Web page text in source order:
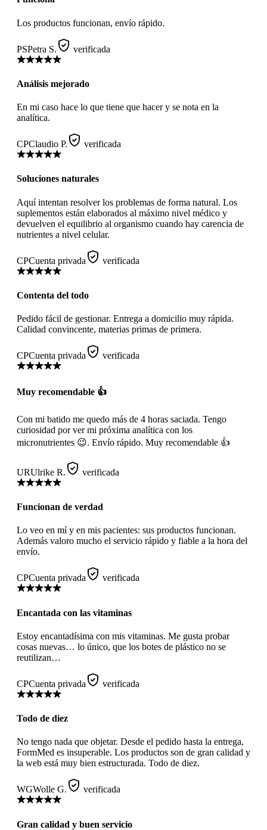
Los productos funcionan, envío rápido.
PSPetra S. verificada
Análisis mejorado
En mi caso hace lo que tiene que hacer y se nota en la
analítica.
CPClaudio P. verificada
Soluciones naturales
Aquí intentan resolver los problemas de forma natural. Los
suplementos están elaborados al máximo nivel médico y
devuelven el equilibrio al organismo cuando hay carencia de
nutrientes a nivel celular.
CPCuenta privada verificada
Contenta del todo
Pedido fácil de gestionar. Entrega a domicilio muy rápida.
Calidad convincente, materias primas de primera.
CPCuenta privada verificada
Muy recomendable 👍
Con mi batido me quedo más de 4 horas saciada. Tengo
curiosidad por ver mi próxima analítica con los
micronutrientes 😉. Envío rápido. Muy recomendable 👍
URUlrike R. verificada
Funcionan de verdad
Lo veo en mí y en mis pacientes: sus productos funcionan.
Además valoro mucho el servicio rápido y fiable a la hora del
envío.
CPCuenta privada verificada
Encantada con las vitaminas
Estoy encantadísima con mis vitaminas. Me gusta probar
cosas nuevas… lo único, que los botes de plástico no se
reutilizan…
CPCuenta privada verificada
Todo de diez
No tengo nada que objetar. Desde el pedido hasta la entrega,
FormMed es insuperable. Los productos son de gran calidad y
la web está muy bien estructurada. Todo de diez.
WGWolle G. verificada
Gran calidad y buen servicio